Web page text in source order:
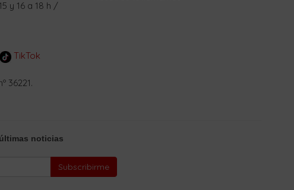
y 16 a 18 h /
TikTok
36221.
noticias
Subscribirme